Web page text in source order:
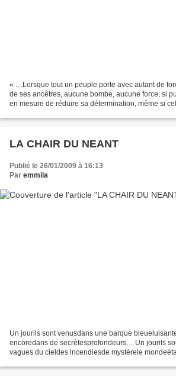
« …Lorsque tout un peuple porte avec autant de
de ses ancêtres, aucune bombe, aucune force, si
en mesure de réduire sa détermination, même si
LA CHAIR DU NEANT
Publié le 26/01/2009 à 16:13
Par emmila
Un jourils sont venusdans une barque
encoredans de secrètesprofondeurs… Un jourils
vagues du cieldes incendiesde mystèrele